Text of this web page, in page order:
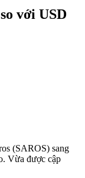
với USD
(SAROS) sang
Vừa được cập